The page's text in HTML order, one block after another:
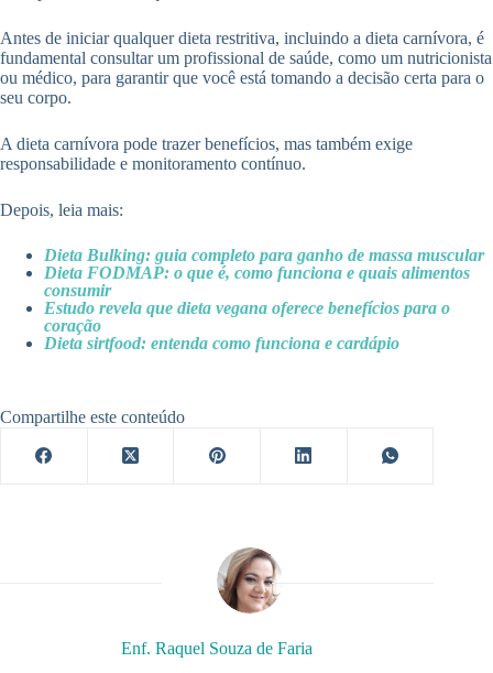
Antes de iniciar qualquer dieta restritiva, incluindo a dieta carnívora, é
fundamental consultar um profissional de saúde, como um nutricionista
ou médico, para garantir que você está tomando a decisão certa para o
seu corpo.
A dieta carnívora pode trazer benefícios, mas também exige
responsabilidade e monitoramento contínuo.
Depois, leia mais:
Dieta Bulking: guia completo para ganho de massa muscular
Dieta FODMAP: o que é, como funciona e quais alimentos
consumir
Estudo revela que dieta vegana oferece benefícios para o
coração
Dieta sirtfood: entenda como funciona e cardápio
Compartilhe este conteúdo
Enf. Raquel Souza de Faria